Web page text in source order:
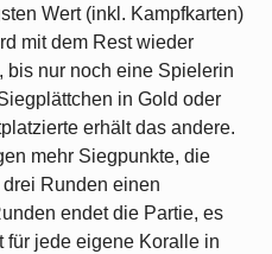
Wert (inkl. Kampfkarten)
mit dem Rest wieder
bis nur noch eine Spielerin
in Gold oder
erhält das andere.
mehr Siegpunkte, die
Runden einen
endet die Partie, es
für jede eigene Koralle in